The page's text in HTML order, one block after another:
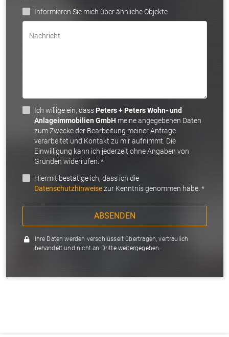
Informieren Sie mich über ähnliche Objekte
Nachricht
Ich willige ein, dassPeters + Peters Wohn- und
Anlageimmobilien GmbH meine angegebenen Daten
zum Zwecke der Bearbeitung meiner Anfrage
verarbeitet und Kontakt zu mir aufnimmt. Die
Einwilligung kann ich jederzeit ohne Angaben von
Gründen widerrufen. *
Hiermit bestätige ich, dass ich die
Datenschutzhinweisezur Kenntnis genommen habe. *
ABSENDEN
Ihre Daten werden verschlüsselt übertragen, vertraulich
behandelt und nicht an Dritte weitergegeben.